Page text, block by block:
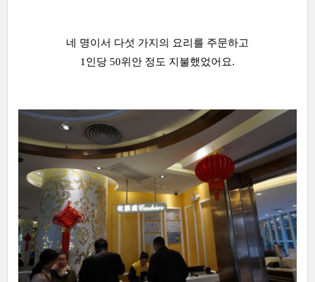
네 명이서 다섯 가지의 요리를 주문하고
1인당 50위안 정도 지불했었어요.